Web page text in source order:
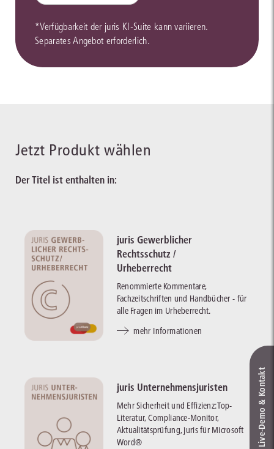
*Verfügbarkeit der juris KI-Suite kann variieren.
Separates Angebot erforderlich.
Jetzt Produkt wählen
Der Titel ist enthalten in:
juris Gewerblicher
Rechtsschutz /
Urheberrecht
Renommierte Kommentare,
Fachzeitschriften und Handbücher - für
alle Fragen im Urheberrecht.
mehr Informationen
juris Unternehmensjuristen
Mehr Sicherheit und Effizienz: Top-
Literatur, Compliance-Monitor,
Aktualitätsprüfung, juris für Microsoft
Word®
Live‑Demo & Kontakt